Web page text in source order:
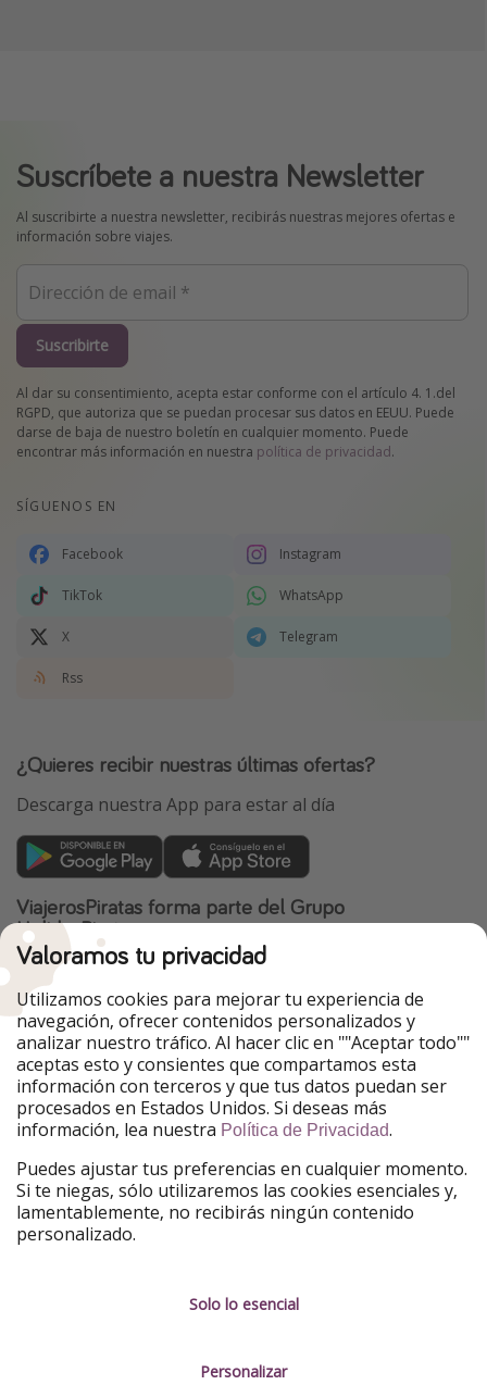
Suscríbete a nuestra Newsletter
Al suscribirte a nuestra newsletter, recibirás nuestras mejores ofertas e
información sobre viajes.
Suscribirte
Al dar su consentimiento, acepta estar conforme con el artículo 4. 1.del
RGPD, que autoriza que se puedan procesar sus datos en EEUU. Puede
darse de baja de nuestro boletín en cualquier momento. Puede
encontrar más información en nuestra política de privacidad.
SÍGUENOS EN
Facebook Instagram
TikTok WhatsApp
X Telegram
Rss
¿Quieres recibir nuestras últimas ofertas?
Descarga nuestra App para estar al día
ViajerosPiratas forma parte del Grupo
HolidayPirates
Nuestros mercados
PiratinViaggio
HolidayPirates
VakantiePiraten
WakacyjniPiraci
VoyagesPirates
Ferienpiraten
Urlaubspiraten
Urlaubspiraten
TravelPirates
Nuestro grupo
HolidayPirates Group
Conócenos mejor
Sobre ViajerosPiratas
Información legal
Gestionar servicios
Valoramos tu privacidad
Utilizamos cookies para mejorar tu experiencia de
navegación, ofrecer contenidos personalizados y
analizar nuestro tráfico. Al hacer clic en ""Aceptar todo""
aceptas esto y consientes que compartamos esta
información con terceros y que tus datos puedan ser
procesados en Estados Unidos. Si deseas más
información, lea nuestra Política de Privacidad.
Puedes ajustar tus preferencias en cualquier momento.
Si te niegas, sólo utilizaremos las cookies esenciales y,
lamentablemente, no recibirás ningún contenido
personalizado.
Solo lo esencial
Personalizar